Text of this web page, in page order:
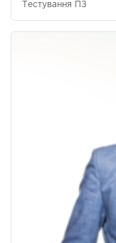
Тестування ПЗ